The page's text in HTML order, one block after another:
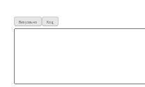
Визуально Код